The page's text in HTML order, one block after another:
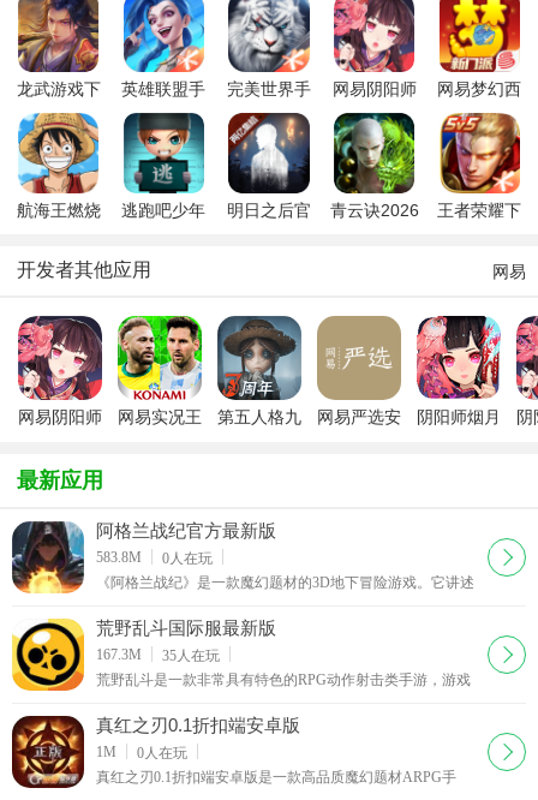
龙武游戏下
载官方最新
版本
英雄联盟手
游官方版
2026最新版
完美世界手
游腾讯版
网易阴阳师
手游2026最
新版
网易梦幻西
游手游
航海王燃烧
版手游
逃跑吧少年
新版
明日之后官
青云诀2026
王者荣耀下
开发者其他应用 网易
网易阴阳师
最新版
网易实况王
第五人格九
网易严选安
阴阳师烟月
阴
最新应用
阿格兰战纪官方最新版
583.8M 0人在玩
《阿格兰战纪》是一款魔幻题材的3D地下冒险游戏。它讲述
填充，满了即可行动，速度快的填充更快，最多5人上阵，分
前中后排，自动战斗有技能释放优先级。技能分多种，有元
素属性。冒险前5关新手关，失败自动满状态复活，其他关卡
可回营地或消耗生命果实复活，游戏分三个难度，通关解锁
下载
荒野乱斗国际服最新版
167.3M 35人在玩
荒野乱斗是一款非常具有特色的RPG动作射击类手游，游戏
的英雄角色在这片大陆上开启全新的冒险厮杀吧！游戏
下载
真红之刃0.1折扣端安卓版
1M 0人在玩
真红之刃0.1折扣端安卓版是一款高品质魔幻题材ARPG手
下载